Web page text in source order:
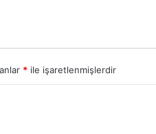
* ile işaretlenmişlerdir